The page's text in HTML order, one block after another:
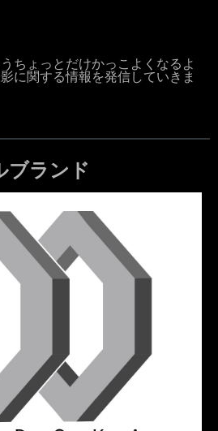
ちょっとだけかっこよくなるよ
に関する情報を発信していきま
ブランド